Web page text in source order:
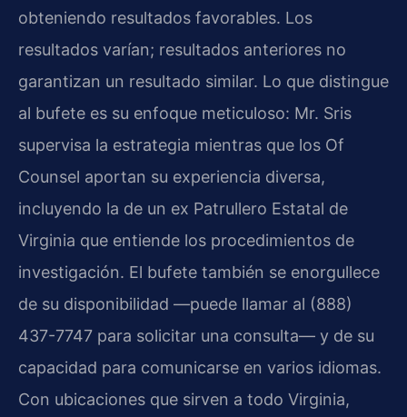
obteniendo resultados favorables. Los
resultados varían; resultados anteriores no
garantizan un resultado similar. Lo que distingue
al bufete es su enfoque meticuloso: Mr. Sris
supervisa la estrategia mientras que los Of
Counsel aportan su experiencia diversa,
incluyendo la de un ex Patrullero Estatal de
Virginia que entiende los procedimientos de
investigación. El bufete también se enorgullece
de su disponibilidad —puede llamar al (888)
437-7747 para solicitar una consulta— y de su
capacidad para comunicarse en varios idiomas.
Con ubicaciones que sirven a todo Virginia,